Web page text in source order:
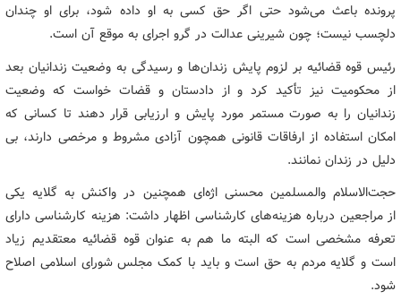
پرونده باعث می‌شود حتی اگر حق کسی به او داده شود، برای او چندان
دلچسب نیست؛ چون شیرینی عدالت در گرو اجرای به موقع آن است.
رئیس قوه قضائیه بر لزوم پایش زندان‌ها و رسیدگی به وضعیت زندانیان بعد
از محکومیت نیز تأکید کرد و از دادستان و قضات خواست که وضعیت
زندانیان را به صورت مستمر مورد پایش و ارزیابی قرار دهند تا کسانی که
امکان استفاده از ارفاقات قانونی همچون آزادی مشروط و مرخصی دارند، بی
دلیل در زندان نمانند.
حجت‌الاسلام والمسلمین محسنی اژه‌ای همچنین در واکنش به گلایه یکی
از مراجعین درباره هزینه‌های کارشناسی اظهار داشت: هزینه کارشناسی دارای
تعرفه مشخصی است که البته ما هم به عنوان قوه قضائیه معتقدیم زیاد
است و گلایه مردم به حق است و باید با کمک مجلس شورای اسلامی اصلاح
شود.